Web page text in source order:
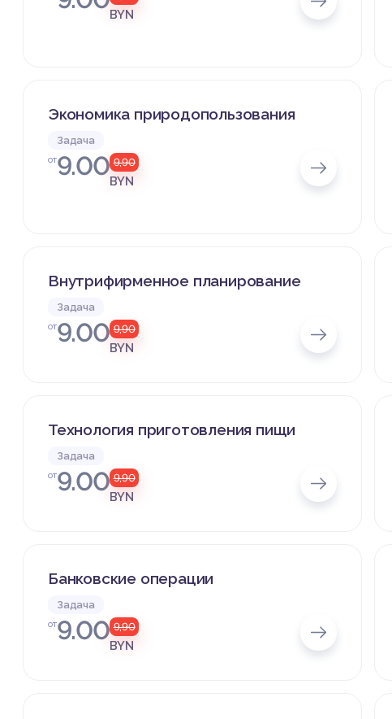
BYN
Экономика природопользования
Задача
от9.00 9,90
BYN
Внутрифирменное планирование
Задача
от9.00 9,90
BYN
Технология приготовления пищи
Задача
от9.00 9,90
BYN
Банковские операции
Задача
от9.00 9,90
BYN